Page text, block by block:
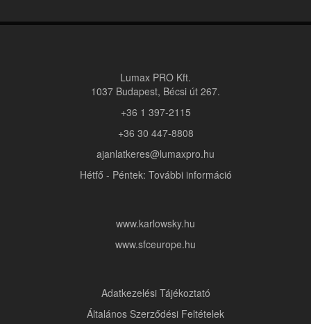
Lumax PRO Kft.
1037 Budapest, Bécsi út 267.
+36 1 397-2115
+36 30 447-8808
ajanlatkeres@lumaxpro.hu
Hétfő - Péntek: További információ
www.karlowsky.hu
www.sfceurope.hu
Adatkezelési Tájékoztató
Általános Szerződési Feltételek